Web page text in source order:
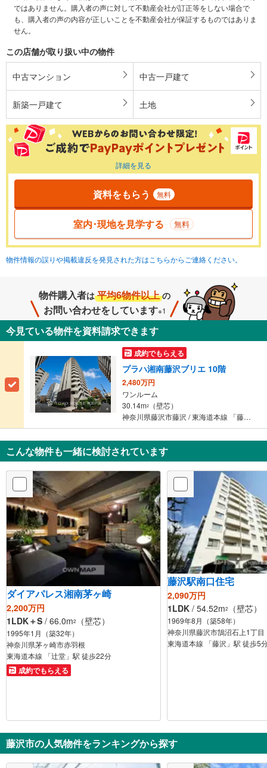
ではありません。購入者の声に対して不動産会社が訂正等をしない場合で
も、購入者の声の内容が正しいことを不動産会社が保証するものではありま
せん。
この店舗が取り扱い中の物件
中古マンション 中古一戸建て
新築一戸建て 土地
詳細を見る
資料をもらう 無料
室内･現地を見学する 無料
物件情報の誤りや掲載違反を発見された方はこちらからご連絡ください。
物件購入者は 平均6物件以上 の
お問い合わせをしています※1
今見ている物件を資料請求できます
成約でもらえる
プラハ湘南藤沢ブリエ 10階
2,480万円
ワンルーム
30.14m2
（壁芯）
神奈川県藤沢市藤沢 / 東海道本線 「藤沢」駅 徒歩5分
こんな物件も一緒に検討されています
ダイアパレス湘南茅ヶ崎
2,200万円
1LDK＋S / 66.0m2 （壁芯）
1995年1月（築32年）
神奈川県茅ヶ崎市赤羽根
東海道本線 「辻堂」駅 徒歩22分
成約でもらえる
藤沢駅南口住宅
2,090万円
1LDK / 54.52m2 （壁芯）
1969年8月（築58年）
神奈川県藤沢市鵠沼石上1丁目
東海道本線 「藤沢」駅 徒歩5
藤沢市の人気物件をランキングから探す